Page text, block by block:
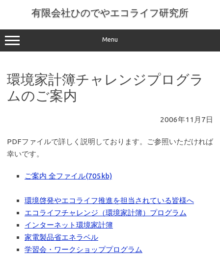
へ
ス
有限会社ひのでやエコライフ研究所
Menu
環境家計簿チャレンジプログラ
ムのご案内
2006年11月7日
PDFファイルで詳しく説明しております。ご参照いただければ
幸いです。
ご案内 全ファイル(705kb)
環境啓発やエコライフ推進を担当されている皆様へ
エコライフチャレンジ（環境家計簿）プログラム
インターネット環境家計簿
家電製品省エネラベル
学習会・ワークショッププログラム